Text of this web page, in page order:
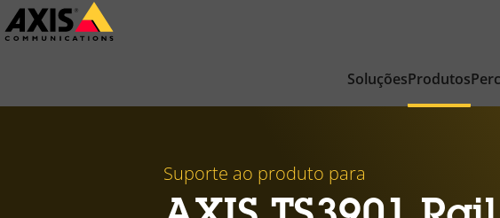
Pular
para
SoluçõesProdutos
Suporte ao produto para